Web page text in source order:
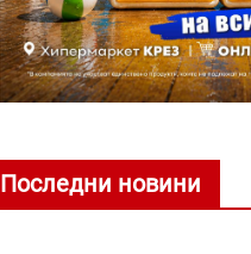
Последни новини